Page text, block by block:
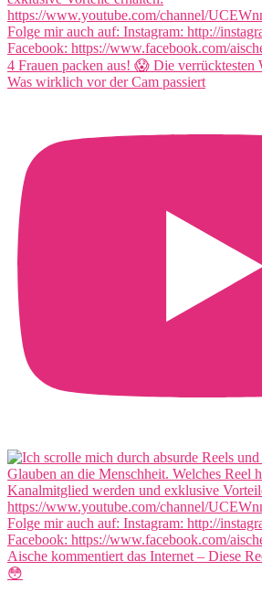
4 Frauen packen aus! 😱 Die verrücktesten
Was wirklich vor der Cam passiert
Aische kommentiert das Internet – Diese
😳